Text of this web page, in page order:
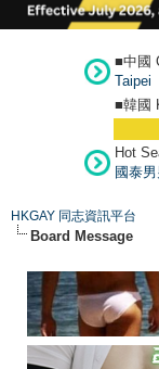
■中國
Taipei
■韓國
Hot
國泰
HKGAY 同志資訊平台
Board Message